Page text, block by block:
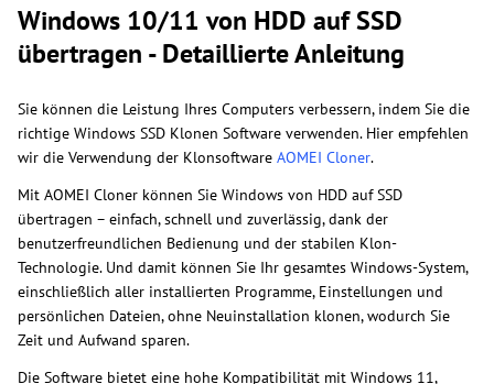
Windows 10/11 von HDD auf SSD
übertragen - Detaillierte Anleitung
Sie können die Leistung Ihres Computers verbessern, indem Sie die
richtige Windows SSD Klonen Software verwenden. Hier empfehlen
wir die Verwendung der Klonsoftware AOMEI Cloner.
Mit AOMEI Cloner können Sie Windows von HDD auf SSD
übertragen – einfach, schnell und zuverlässig, dank der
benutzerfreundlichen Bedienung und der stabilen Klon-
Technologie. Und damit können Sie Ihr gesamtes Windows-System,
einschließlich aller installierten Programme, Einstellungen und
persönlichen Dateien, ohne Neuinstallation klonen, wodurch Sie
Zeit und Aufwand sparen.
Die Software bietet eine hohe Kompatibilität mit Windows 11,